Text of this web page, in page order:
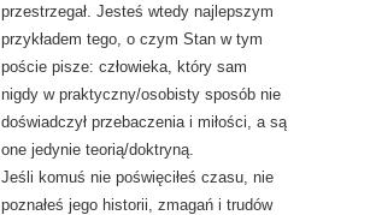
przestrzegał. Jesteś wtedy najlepszym
przykładem tego, o czym Stan w tym
poście pisze: człowieka, który sam
nigdy w praktyczny/osobisty sposób nie
doświadczył przebaczenia i miłości, a są
one jedynie teorią/doktryną.
Jeśli komuś nie poświęciłeś czasu, nie
poznałeś jego historii, zmagań i trudów